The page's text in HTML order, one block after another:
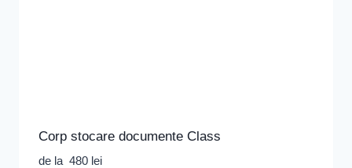
Corp stocare documente Class
de la 480 lei